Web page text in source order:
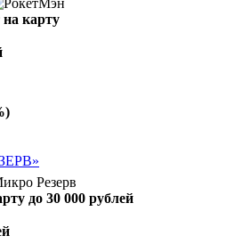
карту
до 30 000 рублей